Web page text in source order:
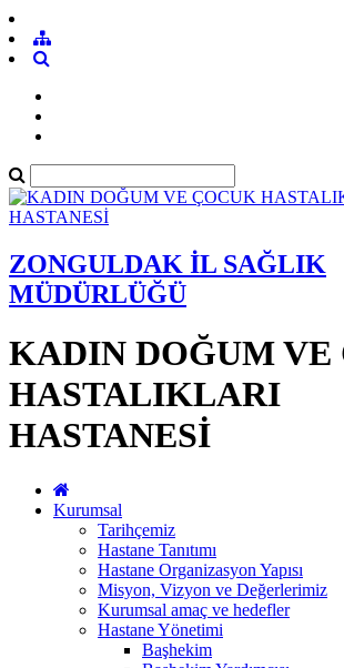
ZONGULDAK İL SAĞLIK
MÜDÜRLÜĞÜ
KADIN DOĞUM VE
HASTALIKLARI
HASTANESİ
Kurumsal
Tarihçemiz
Hastane Tanıtımı
Hastane Organizasyon Yapısı
Misyon, Vizyon ve Değerlerimiz
Kurumsal amaç ve hedefler
Hastane Yönetimi
Başhekim